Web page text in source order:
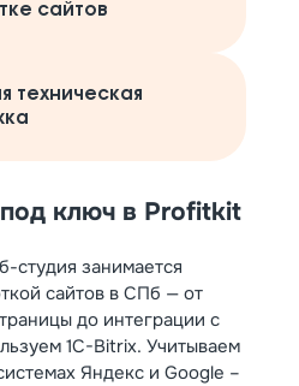
сайтов
техническая
ключ в Profitkit
студия занимается
сайтов в СПб — от
до интеграции с
1С-Bitrix. Учитываем
Яндекс и Google –